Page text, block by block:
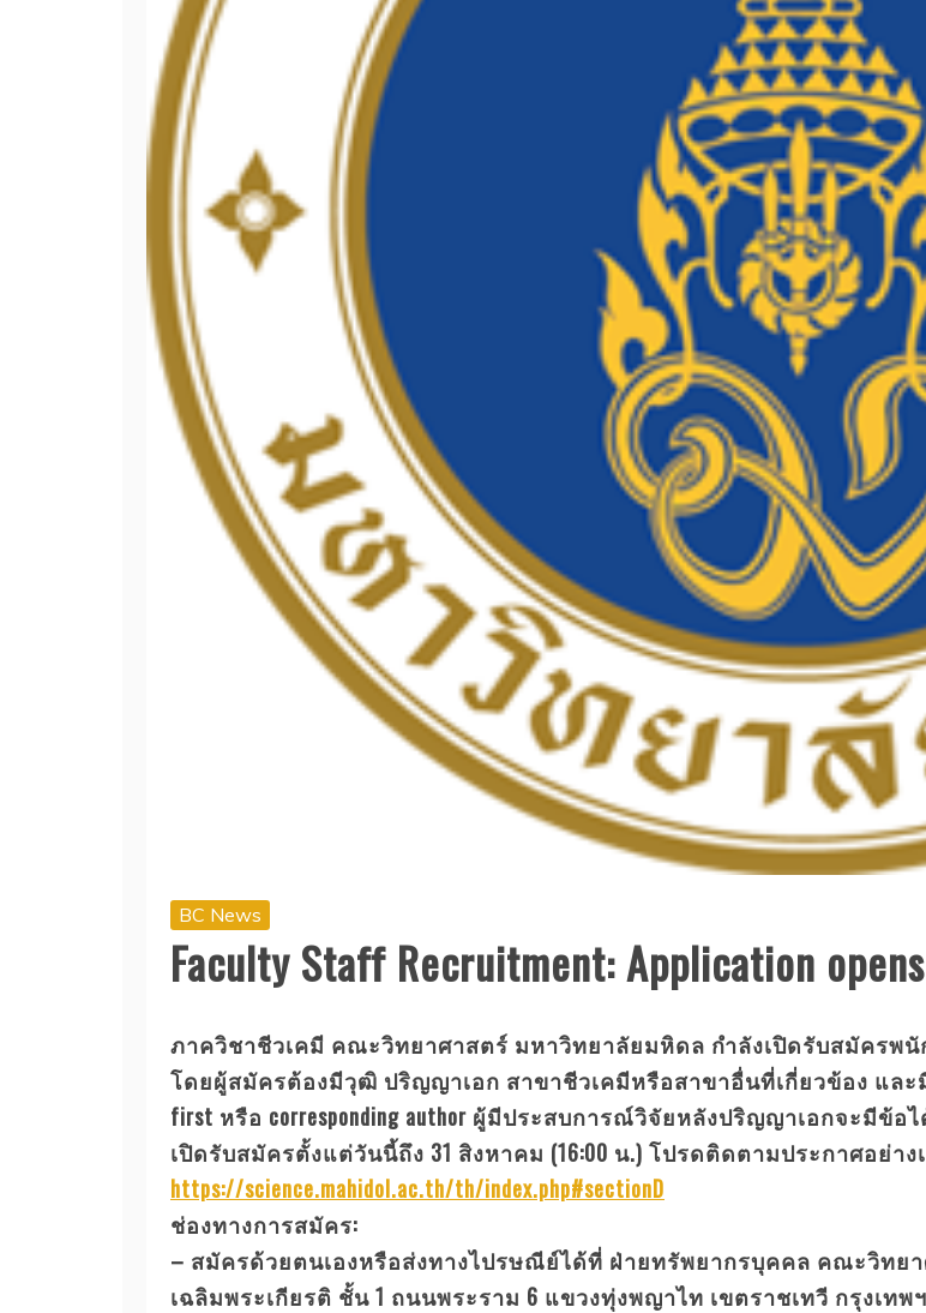
BC News
Faculty Staff Recruitment: Application
ภาควิชาชีวเคมี คณะวิทยาศาสตร์ มหาวิทยาลัยมหิดล กำลังเปิดรับสมัครพ
โดยผู้สมัครต้องมีวุฒิ ปริญญาเอก สาขาชีวเคมีหรือสาขาอื่นที่เกี่ยวข้อง และ
first หรือ corresponding author ผู้มีประสบการณ์วิจัยหลังปริญญาเอกจะมีข้อไ
เปิดรับสมัครตั้งแต่วันนี้ถึง 31 สิงหาคม (16:00 น.) โปรดติดตามประกาศอย่า
https://science.mahidol.ac.th/th/index.php#sectionD
ช่องทางการสมัคร:
– สมัครด้วยตนเองหรือส่งทางไปรษณีย์ได้ที่ ฝ่ายทรัพยากรบุคคล คณะวิทย
เฉลิมพระเกียรติ ชั้น 1 ถนนพระราม 6 แขวงทุ่งพญาไท เขตราชเทวี กรุงเทพฯ